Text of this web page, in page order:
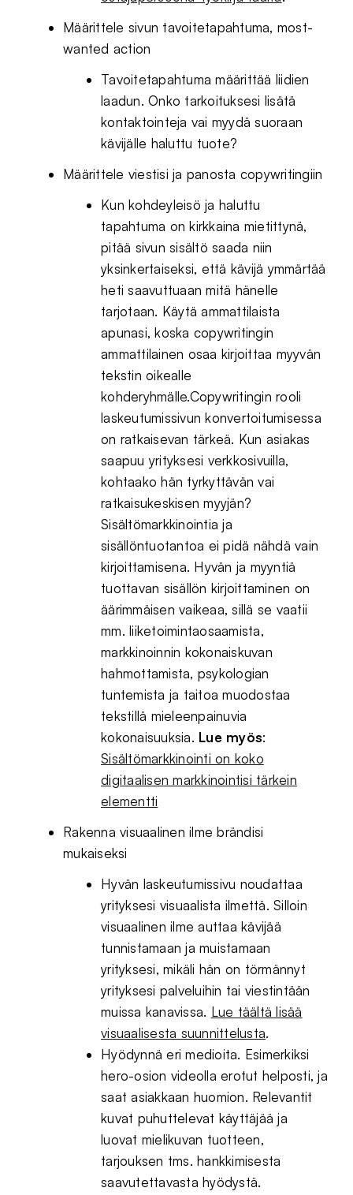
Määrittele sivun tavoitetapahtuma, most-
wanted action
Tavoitetapahtuma määrittää liidien
laadun. Onko tarkoituksesi lisätä
kontaktointeja vai myydä suoraan
kävijälle haluttu tuote?
Määrittele viestisi ja panosta copywritingiin
Kun kohdeyleisö ja haluttu
tapahtuma on kirkkaina mietittynä,
pitää sivun sisältö saada niin
yksinkertaiseksi, että kävijä ymmärtää
heti saavuttuaan mitä hänelle
tarjotaan. Käytä ammattilaista
apunasi, koska copywritingin
ammattilainen osaa kirjoittaa myyvän
tekstin oikealle
kohderyhmälle.Copywritingin rooli
laskeutumissivun konvertoitumisessa
on ratkaisevan tärkeä. Kun asiakas
saapuu yrityksesi verkkosivuilla,
kohtaako hän tyrkyttävän vai
ratkaisukeskisen myyjän?
Sisältömarkkinointia ja
sisällöntuotantoa ei pidä nähdä vain
kirjoittamisena. Hyvän ja myyntiä
tuottavan sisällön kirjoittaminen on
äärimmäisen vaikeaa, sillä se vaatii
mm. liiketoimintaosaamista,
markkinoinnin kokonaiskuvan
hahmottamista, psykologian
tuntemista ja taitoa muodostaa
tekstillä mieleenpainuvia
kokonaisuuksia. Lue myös:
Sisältömarkkinointi on koko
digitaalisen markkinointisi tärkein
elementti
Rakenna visuaalinen ilme brändisi
mukaiseksi
Hyvän laskeutumissivu noudattaa
yrityksesi visuaalista ilmettä. Silloin
visuaalinen ilme auttaa kävijää
tunnistamaan ja muistamaan
yrityksesi, mikäli hän on törmännyt
yrityksesi palveluihin tai viestintään
muissa kanavissa. Lue täältä lisää
visuaalisesta suunnittelusta.
Hyödynnä eri medioita. Esimerkiksi
hero-osion videolla erotut helposti, ja
saat asiakkaan huomion. Relevantit
kuvat puhuttelevat käyttäjää ja
luovat mielikuvan tuotteen,
tarjouksen tms. hankkimisesta
saavutettavasta hyödystä.